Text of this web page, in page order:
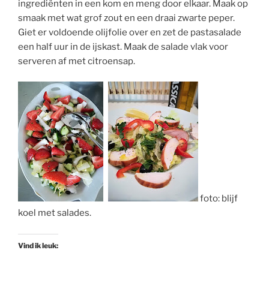
ingrediënten in een kom en meng door elkaar. Maak op
smaak met wat grof zout en een draai zwarte peper.
Giet er voldoende olijfolie over en zet de pastasalade
een half uur in de ijskast. Maak de salade vlak voor
serveren af met citroensap.
foto: blijf
koel met salades.
Vind ik leuk: